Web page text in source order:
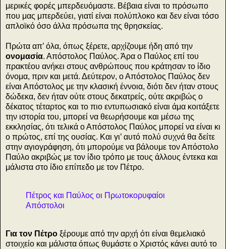
μερικές φορές μπερδευόμαστε. Βέβαια είναι το πρόσωπο
που μας μπερδεύει, γιατί είναι πολύπλοκο και δεν είναι τόσο
απλοϊκό όσο άλλα πρόσωπα της θρησκείας.
Πρώτα απ’ όλα, όπως ξέρετε, αρχίζουμε ήδη από την
ονομασία. Απόστολος Παύλος. Άρα ο Παύλος επί του
πρακτέου ανήκει στους ανθρώπους που κράτησαν το ίδιο
όνομα, πριν και μετά. Δεύτερον, ο Απόστολος Παύλος δεν
είναι Απόστολος με την κλασική έννοια, διότι δεν ήταν στους
δώδεκα, δεν ήταν ούτε στους δεκατρείς, ούτε ακριβώς ο
δέκατος τέταρτος και το πιο εντυπωσιακό είναι άμα κοιτάξετε
την ιστορία του, μπορεί να θεωρήσουμε και μέσω της
εκκλησίας, ότι τελικά ο Απόστολος Παύλος μπορεί να είναι κι
ο πρώτος, επί της ουσίας. Και γι’ αυτό πολύ συχνά θα δείτε
στην αγιογράφηση, ότι μπορούμε να βάλουμε τον Απόστολο
Παύλο ακριβώς με τον ίδιο τρόπο με τους άλλους έντεκα και
μάλιστα στο ίδιο επίπεδο με τον Πέτρο.
Πέτρος και Παύλος οι Πρωτοκορυφαίοι
Απόστολοι
Για τον Πέτρο ξέρουμε από την αρχή ότι είναι θεμελιακό
στοιχείο και μάλιστα όπως θυμάστε ο Χριστός κάνει αυτό το